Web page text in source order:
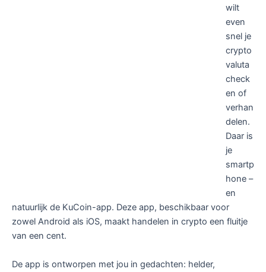
wilt
even
snel je
crypto
valuta
check
en of
verhan
delen.
Daar is
je
smartp
hone –
en
natuurlijk de KuCoin-app. Deze app, beschikbaar voor
zowel Android als iOS, maakt handelen in crypto een fluitje
van een cent.
De app is ontworpen met jou in gedachten: helder,